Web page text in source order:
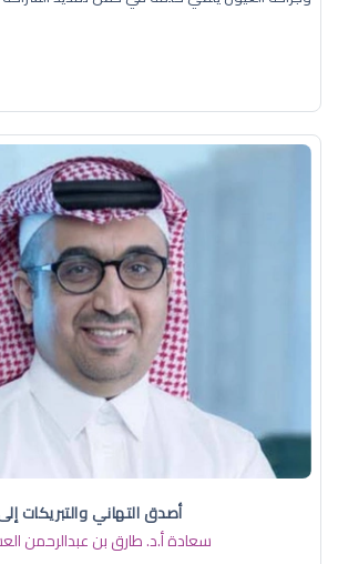
أصدق التهاني والتبريكات
سعادة أ.د. ​طارق بن عبدالرحمن